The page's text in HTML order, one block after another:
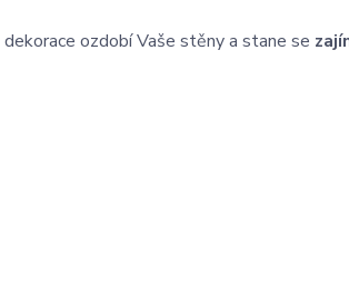
ozdobí Vaše stěny a stane se